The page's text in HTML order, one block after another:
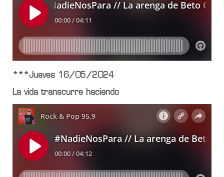
***Jueves 16/05/2024
La vida transcurre haciendo